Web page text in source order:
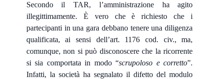
Secondo il TAR, l’amministrazione ha agito
illegittimamente. È vero che è richiesto che i
partecipanti in una gara debbano tenere una diligenza
qualificata, ai sensi dell’art. 1176 cod. civ., ma,
comunque, non si può disconoscere che la ricorrente
si sia comportata in modo “scrupoloso e corretto”.
Infatti, la società ha segnalato il difetto del modulo